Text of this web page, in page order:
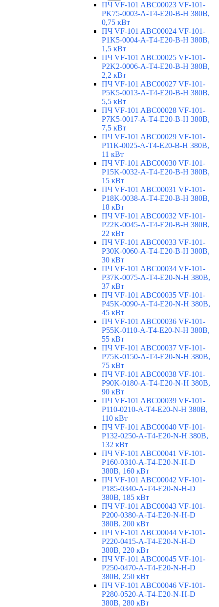
ПЧ VF-101 ABC00023 VF-101-
PK75-0003-A-T4-E20-B-H 380В,
0,75 кВт
ПЧ VF-101 ABC00024 VF-101-
P1K5-0004-A-T4-E20-B-H 380В,
1,5 кВт
ПЧ VF-101 ABC00025 VF-101-
P2K2-0006-A-T4-E20-B-H 380В,
2,2 кВт
ПЧ VF-101 ABC00027 VF-101-
P5K5-0013-A-T4-E20-B-H 380В,
5,5 кВт
ПЧ VF-101 ABC00028 VF-101-
P7K5-0017-A-T4-E20-B-H 380В,
7,5 кВт
ПЧ VF-101 ABC00029 VF-101-
P11K-0025-A-T4-E20-B-H 380В,
11 кВт
ПЧ VF-101 ABC00030 VF-101-
P15K-0032-A-T4-E20-B-H 380В,
15 кВт
ПЧ VF-101 ABC00031 VF-101-
P18K-0038-A-T4-E20-B-H 380В,
18 кВт
ПЧ VF-101 ABC00032 VF-101-
P22K-0045-A-T4-E20-B-H 380В,
22 кВт
ПЧ VF-101 ABC00033 VF-101-
P30K-0060-A-T4-E20-B-H 380В,
30 кВт
ПЧ VF-101 ABC00034 VF-101-
P37K-0075-A-T4-E20-N-H 380В,
37 кВт
ПЧ VF-101 ABC00035 VF-101-
P45K-0090-A-T4-E20-N-H 380В,
45 кВт
ПЧ VF-101 ABC00036 VF-101-
P55K-0110-A-T4-E20-N-H 380В,
55 кВт
ПЧ VF-101 ABC00037 VF-101-
P75K-0150-A-T4-E20-N-H 380В,
75 кВт
ПЧ VF-101 ABC00038 VF-101-
P90K-0180-A-T4-E20-N-H 380В,
90 кВт
ПЧ VF-101 ABC00039 VF-101-
P110-0210-A-T4-E20-N-H 380В,
110 кВт
ПЧ VF-101 ABC00040 VF-101-
P132-0250-A-T4-E20-N-H 380В,
132 кВт
ПЧ VF-101 ABC00041 VF-101-
P160-0310-A-T4-E20-N-H-D
380В, 160 кВт
ПЧ VF-101 ABC00042 VF-101-
P185-0340-A-T4-E20-N-H-D
380В, 185 кВт
ПЧ VF-101 ABC00043 VF-101-
P200-0380-A-T4-E20-N-H-D
380В, 200 кВт
ПЧ VF-101 ABC00044 VF-101-
P220-0415-A-T4-E20-N-H-D
380В, 220 кВт
ПЧ VF-101 ABC00045 VF-101-
P250-0470-A-T4-E20-N-H-D
380В, 250 кВт
ПЧ VF-101 ABC00046 VF-101-
P280-0520-A-T4-E20-N-H-D
380В, 280 кВт